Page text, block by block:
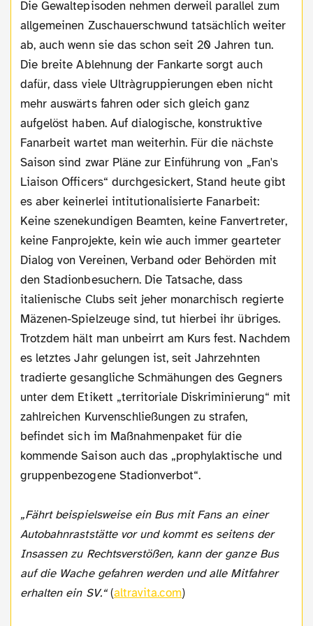
Die Gewaltepisoden nehmen derweil parallel zum
allgemeinen Zuschauerschwund tatsächlich weiter
ab, auch wenn sie das schon seit 20 Jahren tun.
Die breite Ablehnung der Fankarte sorgt auch
dafür, dass viele Ultràgruppierungen eben nicht
mehr auswärts fahren oder sich gleich ganz
aufgelöst haben. Auf dialogische, konstruktive
Fanarbeit wartet man weiterhin. Für die nächste
Saison sind zwar Pläne zur Einführung von „Fan's
Liaison Officers“ durchgesickert, Stand heute gibt
es aber keinerlei intitutionalisierte Fanarbeit:
Keine szenekundigen Beamten, keine Fanvertreter,
keine Fanprojekte, kein wie auch immer gearteter
Dialog von Vereinen, Verband oder Behörden mit
den Stadionbesuchern. Die Tatsache, dass
italienische Clubs seit jeher monarchisch regierte
Mäzenen-Spielzeuge sind, tut hierbei ihr übriges.
Trotzdem hält man unbeirrt am Kurs fest. Nachdem
es letztes Jahr gelungen ist, seit Jahrzehnten
tradierte gesangliche Schmähungen des Gegners
unter dem Etikett „territoriale Diskriminierung“ mit
zahlreichen Kurvenschließungen zu strafen,
befindet sich im Maßnahmenpaket für die
kommende Saison auch das „prophylaktische und
gruppenbezogene Stadionverbot“.
„Fährt beispielsweise ein Bus mit Fans an einer
Autobahnraststätte vor und kommt es seitens der
Insassen zu Rechtsverstößen, kann der ganze Bus
auf die Wache gefahren werden und alle Mitfahrer
erhalten ein SV.“(altravita.com)